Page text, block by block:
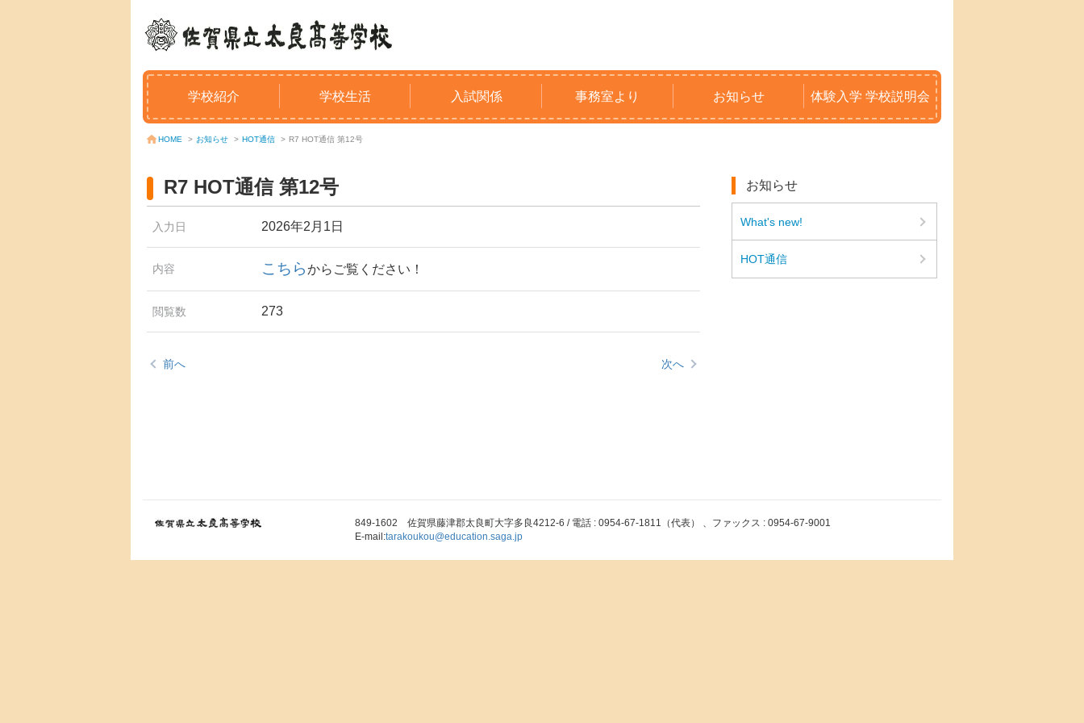
学校紹介 学校生活 入試関係 事務室より お知らせ 体験入学 学校説明会
HOME > お知らせ > HOT通信 > R7 HOT通信 第12号
R7 HOT通信 第12号
入力日 2026年2月1日
内容 こちらからご覧ください！
閲覧数 273
前へ 次へ
お知らせ
What's new!
HOT通信
849-1602 佐賀県藤津郡太良町大字多良4212-6 / 電話 : 0954-67-1811（代表） 、ファックス : 0954-67-9001
E-mail:tarakoukou@education.saga.jp